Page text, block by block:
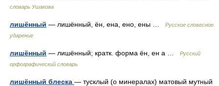
словарь Ушакова
лишённый — лишённый, ён, ена, ено, ены …
Русское словесное
ударение
лишённый — лишённый; кратк. форма ён, ен а …
Русский
орфографический словарь
лишённый блеска — тусклый (о минералах) матовый мутный